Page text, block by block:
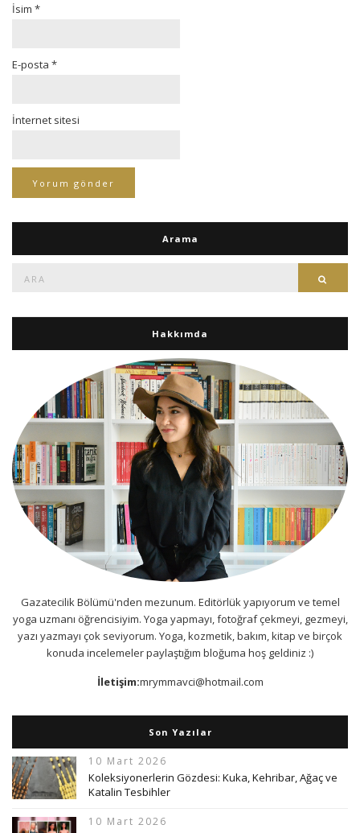
İsim *
E-posta *
İnternet sitesi
Arama
Hakkımda
Gazatecilik Bölümü'nden mezunum. Editörlük yapıyorum ve temel
yoga uzmanı öğrencisiyim. Yoga yapmayı, fotoğraf çekmeyi, gezmeyi,
yazı yazmayı çok seviyorum. Yoga, kozmetik, bakım, kitap ve birçok
konuda incelemeler paylaştığım bloğuma hoş geldiniz :)
İletişim:mrymmavci@hotmail.com
Son Yazılar
10 Mart 2026
Koleksiyonerlerin Gözdesi: Kuka, Kehribar, Ağaç ve
Katalin Tesbihler
10 Mart 2026